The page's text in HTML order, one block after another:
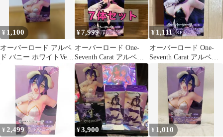
¥ 1,100
オーバーロード アルベ
ド バニー ホワイトVer.
フィギュア
¥7,999
オーバーロード One-
Seventh Carat アルベド
バニーVer.
¥ 1,111
オーバーロード One-
Seventh Carat アルベド
バニーVer.
¥ 2,499 ¥3,900 ¥ 1,010